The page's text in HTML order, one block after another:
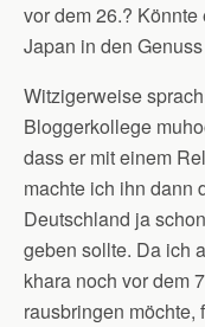
vor dem 26.?
Japan in den
Witzigerweise
Bloggerkollege
dass er mit einem
machte ich ihn dann
Deutschland ja
geben sollte. Da ich
khara noch vor dem
rausbringen